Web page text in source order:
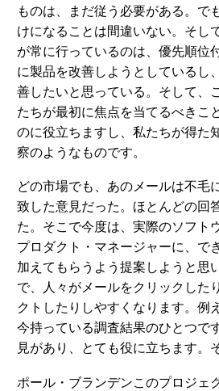
ものは、まだ従う必要がある。で
けになることは間違いない。そし
が常に行っているのは、優先順位
に製品を改善しようとしているし
善したいと思っている。そして、
たちが最初に焦点を当てるべきこ
のに役立ちますし、私たちが得た
察のようなものです。
どの市場でも、あのメールは不毛
致した意見だった。ほとんどの回
た。そこで今度は、実際のソフト
プロダクト・マネージャーに、で
加えてもらうよう提案しようと思
で、人々がメールをクリックした
クトしたりしやすくなります。例
今持っている調査結果のひとつで
見があり、とても役に立ちます。
ポール・ブランデンこのプロジェ